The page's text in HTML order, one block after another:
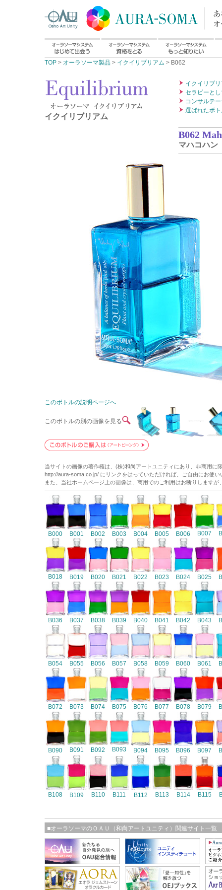
TOP > オーラソーマ製品 > イクイリブリアム > B062
イクイリブリアム
イクイリブ
セラピーと
コンサルテ
選ばれたボ
B062
マハコハン
このボトルの説明ページへ
このボトルの別の画像を見る
当サイトの画像の著作権は、(株)和尚アートユニティにあり、非商用
http://aura-soma.co.jp/ にリンクをはっていただければ、ご自由にお使い
また、当社ホームページ上の画像は、商用でのご利用はお断りします
B000 B001 B002 B003 B004 B005 B006 B007
B018 B019 B020 B021 B022 B023 B024 B025
B036 B037 B038 B039 B040 B041 B042 B043
B054 B055 B056 B057 B058 B059 B060 B061
B072 B073 B074 B075 B076 B077 B078 B079
B090 B091 B092 B093 B094 B095 B096 B097
B108 B109 B110 B111 B112 B113 B114 B115
■オーラソーマのＯＡＵ（和尚アートユニティ）関連サイト一覧